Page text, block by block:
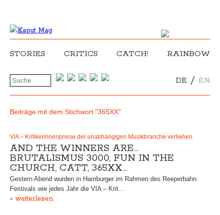
STORIES CRITICS CATCH! RAINBOW
DE / EN
Beiträge mit dem Stichwort "365XX"
VIA – Kritikerinnenpreise der unabhängigen Musikbranche verliehen
AND THE WINNERS ARE…
BRUTALISMUS 3000, FUN IN THE
CHURCH, CATT, 365XX…
Gestern Abend wurden in Hamburger im Rahmen des Reeperbahn
Festivals wie jedes Jahr die VIA – Krit…
» weiterlesen